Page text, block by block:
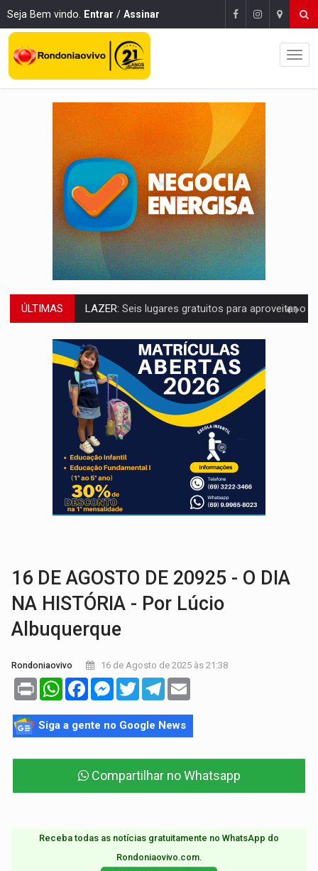
Seja Bem vindo. Entrar / Assinar
ÚLTIMAS VÍDEO:FTICCO e Força Tática prendem membro do CV com arma e drogas
INCLUSÃO:Prefeitura fortalece parceria com a APAE para ampliar ações
DEFESA: Exército testa inovações no combate a drones durante
TEMAS SOCIOAMBIENTAIS:Em Itapuã do Oeste, CINEMAZÔNIA leva cinema
PREVISÃO: Interior de Rondônia terá sábado (8) de calor
INFRAESTRUTURA: Após quase 30 anos de espera, asfalto chega ao
A ILHA: Coreografia de Rondônia estreia na programação do Festival de
ELEIÇÕES 2026: Sgt. Mouza esclarece 'erro de digitação' em declaração de
16 DE AGOSTO DE 20925 - O DIA
NA HISTÓRIA - Por Lúcio
Albuquerque
Rondoniaovivo 16 de Agosto de 2025 às 21:38
Print WhatsAppFacebookMessenger
TwitterTelegram
Siga a gente no Google News
Compartilhar no Whatsapp
Receba todas as notícias gratuitamente no WhatsApp do
Rondoniaovivo.com.​